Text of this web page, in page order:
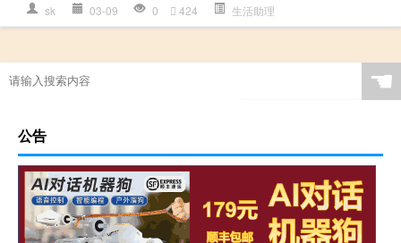
sk 03-09 0 424 生活助理
☚
公告